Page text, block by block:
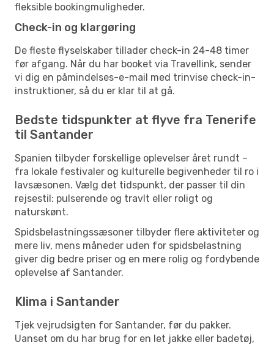
fleksible bookingmuligheder.
Check-in og klargøring
De fleste flyselskaber tillader check-in 24-48 timer
før afgang. Når du har booket via Travellink, sender
vi dig en påmindelses-e-mail med trinvise check-in-
instruktioner, så du er klar til at gå.
Bedste tidspunkter at flyve fra Tenerife
til Santander
Spanien tilbyder forskellige oplevelser året rundt –
fra lokale festivaler og kulturelle begivenheder til ro i
lavsæsonen. Vælg det tidspunkt, der passer til din
rejsestil: pulserende og travlt eller roligt og
naturskønt.
Spidsbelastningssæsoner tilbyder flere aktiviteter og
mere liv, mens måneder uden for spidsbelastning
giver dig bedre priser og en mere rolig og fordybende
oplevelse af Santander.
Klima i Santander
Tjek vejrudsigten for Santander, før du pakker.
Uanset om du har brug for en let jakke eller badetøj,